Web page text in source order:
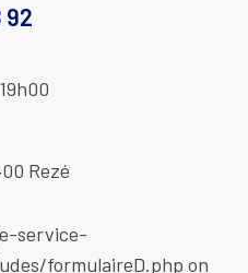
92
Rezé
service-
formulaireD.php on